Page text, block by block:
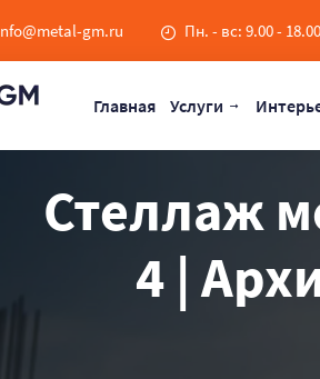
gm.ru Пн. - вс: 9.00 - 18.00
Главная Услуги
Стеллаж
4 |